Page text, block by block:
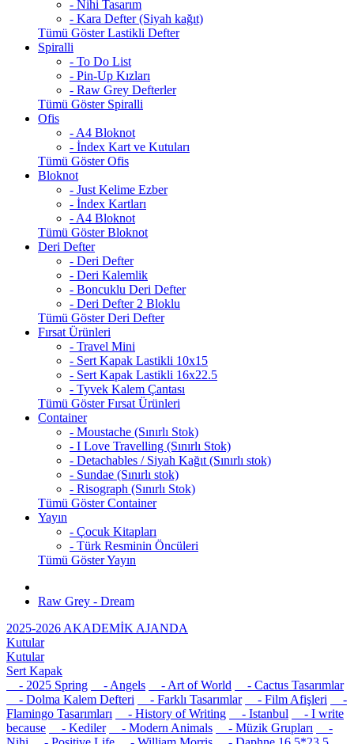
- Nihi Tasarım
- Kara Defter (Siyah kağıt)
Tümü Göster Lastikli Defter
Spiralli
- To Do List
- Pin-Up Kızları
- Raw Grey Defterler
Tümü Göster Spiralli
Ofis
- A4 Bloknot
- İndex Kart ve Kutuları
Tümü Göster Ofis
Bloknot
- Just Kelime Ezber
- İndex Kartları
- A4 Bloknot
Tümü Göster Bloknot
Deri Defter
- Deri Defter
- Deri Kalemlik
- Boncuklu Deri Defter
- Deri Defter 2 Bloklu
Tümü Göster Deri Defter
Fırsat Ürünleri
- Travel Mini
- Sert Kapak Lastikli 10x15
- Sert Kapak Lastikli 16x22.5
- Tyvek Kalem Çantası
Tümü Göster Fırsat Ürünleri
Container
- Moustache (Sınırlı Stok)
- I Love Travelling (Sınırlı Stok)
- Detachables / Siyah Kağıt (Sınırlı stok)
- Sundae (Sınırlı stok)
- Risograph (Sınırlı Stok)
Tümü Göster Container
Yayın
- Çocuk Kitapları
- Türk Resminin Öncüleri
Tümü Göster Yayın
Raw Grey - Dream
2025-2026 AKADEMİK AJANDA
Kutular
Kutular
Sert Kapak
- 2025 Spring
- Angels - Art of World
- Cactus Tasarımlar
- Dolma Kalem Defteri
- Farklı Tasarımlar - Film Afişleri
-
Flamingo Tasarımları
- History of Writing - Istanbul
- I write
because
- Kediler - Modern Animals - Müzik Grupları
-